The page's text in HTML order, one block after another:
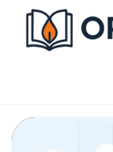
content